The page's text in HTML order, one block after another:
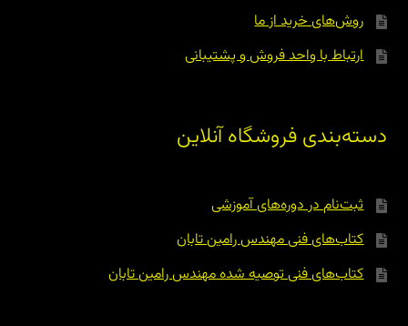
روش‌های خرید از ما
ارتباط با واحد فروش و پشتیبانی
دسته‌بندی فروشگاه آنلاین
ثبت‌نام در دوره‌های آموزشی
کتاب‌های فنی مهندس رامین تابان
کتاب‌های فنی توصیه شده مهندس رامین تابان